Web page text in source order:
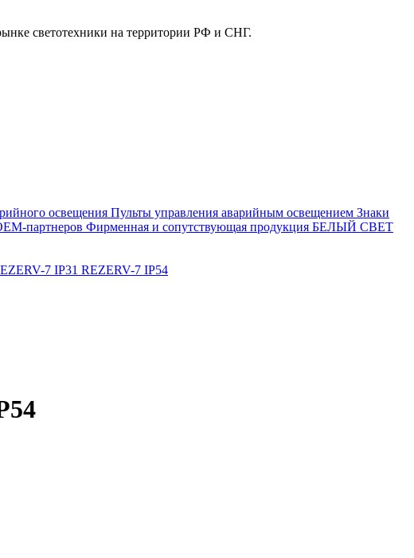
светотехники на территории РФ и СНГ.
освещения Пульты управления аварийным освещением Знаки
партнеров Фирменная и сопутствующая продукция БЕЛЫЙ СВЕТ
7 IP31 REZERV-7 IP54